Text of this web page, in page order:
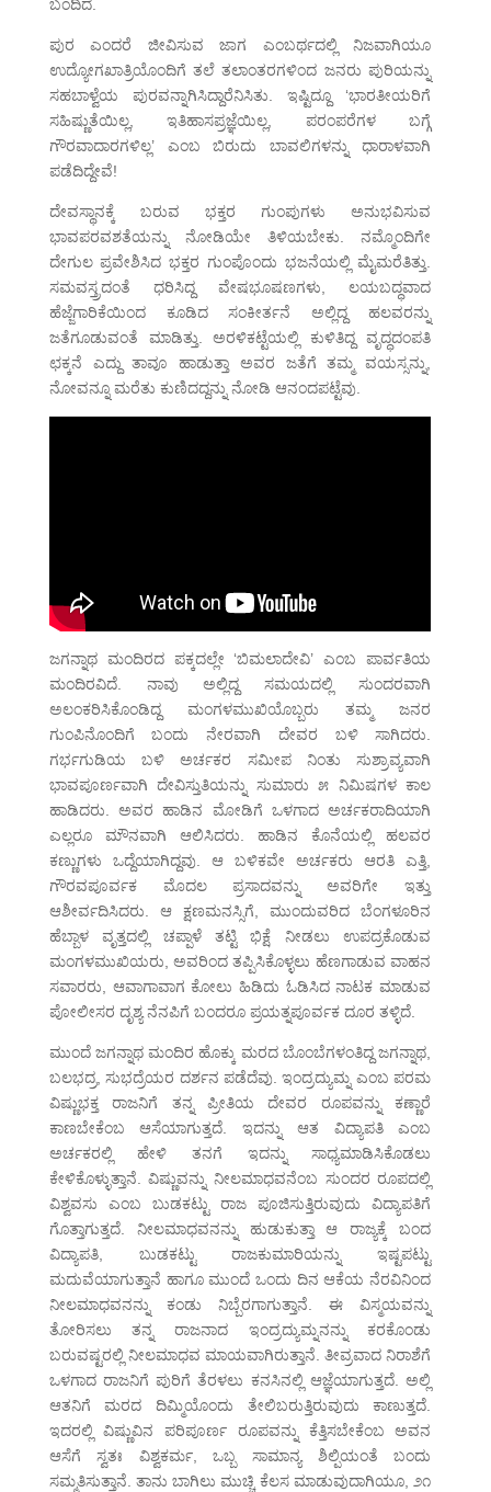
ಬಂದಿದೆ.
ಪುರ ಎಂದರೆ ಜೀವಿಸುವ ಜಾಗ ಎಂಬರ್ಥದಲ್ಲಿ ನಿಜವಾಗಿಯೂ
ಉದ್ಯೋಗಖಾತ್ರಿಯೊಂದಿಗೆ ತಲೆ ತಲಾಂತರಗಳಿಂದ ಜನರು ಪುರಿಯನ್ನು
ಸಹಬಾಳ್ವೆಯ ಪುರವನ್ನಾಗಿಸಿದ್ದಾರೆನಿಸಿತು. ಇಷ್ಟಿದ್ದೂ ‘ಭಾರತೀಯರಿಗೆ
ಸಹಿಷ್ಣುತೆಯಿಲ್ಲ, ಇತಿಹಾಸಪ್ರಜ್ಞೆಯಿಲ್ಲ, ಪರಂಪರೆಗಳ ಬಗ್ಗೆ
ಗೌರವಾದಾರಗಳಿಲ್ಲ’ ಎಂಬ ಬಿರುದು ಬಾವಲಿಗಳನ್ನು ಧಾರಾಳವಾಗಿ
ಪಡೆದಿದ್ದೇವೆ!
ದೇವಸ್ಥಾನಕ್ಕೆ ಬರುವ ಭಕ್ತರ ಗುಂಪುಗಳು ಅನುಭವಿಸುವ
ಭಾವಪರವಶತೆಯನ್ನು ನೋಡಿಯೇ ತಿಳಿಯಬೇಕು. ನಮ್ಮೊಂದಿಗೇ
ದೇಗುಲ ಪ್ರವೇಶಿಸಿದ ಭಕ್ತರ ಗುಂಪೊಂದು ಭಜನೆಯಲ್ಲಿ ಮೈಮರೆತಿತ್ತು.
ಸಮವಸ್ತ್ರದಂತೆ ಧರಿಸಿದ್ದ ವೇಷಭೂಷಣಗಳು, ಲಯಬದ್ಧವಾದ
ಹೆಜ್ಜೆಗಾರಿಕೆಯಿಂದ ಕೂಡಿದ ಸಂಕೀರ್ತನೆ ಅಲ್ಲಿದ್ದ ಹಲವರನ್ನು
ಜತೆಗೂಡುವಂತೆ ಮಾಡಿತ್ತು. ಅರಳಿಕಟ್ಟೆಯಲ್ಲಿ ಕುಳಿತಿದ್ದ ವೃದ್ಧದಂಪತಿ
ಛಕ್ಕನೆ ಎದ್ದು ತಾವೂ ಹಾಡುತ್ತಾ ಅವರ ಜತೆಗೆ ತಮ್ಮ ವಯಸ್ಸನ್ನು,
ನೋವನ್ನೂ ಮರೆತು ಕುಣಿದದ್ದನ್ನು ನೋಡಿ ಆನಂದಪಟ್ಟೆವು.
ಜಗನ್ನಾಥ ಮಂದಿರದ ಪಕ್ಕದಲ್ಲೇ ‘ಬಿಮಲಾದೇವಿ’ ಎಂಬ ಪಾರ್ವತಿಯ
ಮಂದಿರವಿದೆ. ನಾವು ಅಲ್ಲಿದ್ದ ಸಮಯದಲ್ಲಿ ಸುಂದರವಾಗಿ
ಅಲಂಕರಿಸಿಕೊಂಡಿದ್ದ ಮಂಗಳಮುಖಿಯೊಬ್ಬರು ತಮ್ಮ ಜನರ
ಗುಂಪಿನೊಂದಿಗೆ ಬಂದು ನೇರವಾಗಿ ದೇವರ ಬಳಿ ಸಾಗಿದರು.
ಗರ್ಭಗುಡಿಯ ಬಳಿ ಅರ್ಚಕರ ಸಮೀಪ ನಿಂತು ಸುಶ್ರಾವ್ಯವಾಗಿ
ಭಾವಪೂರ್ಣವಾಗಿ ದೇವಿಸ್ತುತಿಯನ್ನು ಸುಮಾರು ೫ ನಿಮಿಷಗಳ ಕಾಲ
ಹಾಡಿದರು. ಅವರ ಹಾಡಿನ ಮೋಡಿಗೆ ಒಳಗಾದ ಅರ್ಚಕರಾದಿಯಾಗಿ
ಎಲ್ಲರೂ ಮೌನವಾಗಿ ಆಲಿಸಿದರು. ಹಾಡಿನ ಕೊನೆಯಲ್ಲಿ ಹಲವರ
ಕಣ್ಣುಗಳು ಒದ್ದೆಯಾಗಿದ್ದವು. ಆ ಬಳಿಕವೇ ಅರ್ಚಕರು ಆರತಿ ಎತ್ತಿ,
ಗೌರವಪೂರ್ವಕ ಮೊದಲ ಪ್ರಸಾದವನ್ನು ಅವರಿಗೇ ಇತ್ತು
ಆಶೀರ್ವದಿಸಿದರು. ಆ ಕ್ಷಣಮನಸ್ಸಿಗೆ, ಮುಂದುವರಿದ ಬೆಂಗಳೂರಿನ
ಹೆಬ್ಬಾಳ ವೃತ್ತದಲ್ಲಿ ಚಪ್ಪಾಳೆ ತಟ್ಟಿ ಭಿಕ್ಷೆ ನೀಡಲು ಉಪದ್ರಕೊಡುವ
ಮಂಗಳಮುಖಿಯರು, ಅವರಿಂದ ತಪ್ಪಿಸಿಕೊಳ್ಳಲು ಹೆಣಗಾಡುವ ವಾಹನ
ಸವಾರರು, ಆವಾಗಾವಾಗ ಕೋಲು ಹಿಡಿದು ಓಡಿಸಿದ ನಾಟಕ ಮಾಡುವ
ಪೋಲೀಸರ ದೃಶ್ಯ ನೆನಪಿಗೆ ಬಂದರೂ ಪ್ರಯತ್ನಪೂರ್ವಕ ದೂರ ತಳ್ಳಿದೆ.
ಮುಂದೆ ಜಗನ್ನಾಥ ಮಂದಿರ ಹೊಕ್ಕು ಮರದ ಬೊಂಬೆಗಳಂತಿದ್ದ ಜಗನ್ನಾಥ,
ಬಲಭದ್ರ, ಸುಭದ್ರೆಯರ ದರ್ಶನ ಪಡೆದೆವು. ಇಂದ್ರದ್ಯುಮ್ನ ಎಂಬ ಪರಮ
ವಿಷ್ಣುಭಕ್ತ ರಾಜನಿಗೆ ತನ್ನ ಪ್ರೀತಿಯ ದೇವರ ರೂಪವನ್ನು ಕಣ್ಣಾರೆ
ಕಾಣಬೇಕೆಂಬ ಆಸೆಯಾಗುತ್ತದೆ. ಇದನ್ನು ಆತ ವಿದ್ಯಾಪತಿ ಎಂಬ
ಅರ್ಚಕರಲ್ಲಿ ಹೇಳಿ ತನಗೆ ಇದನ್ನು ಸಾಧ್ಯಮಾಡಿಸಿಕೊಡಲು
ಕೇಳಿಕೊಳ್ಳುತ್ತಾನೆ. ವಿಷ್ಣುವನ್ನು ನೀಲಮಾಧವನೆಂಬ ಸುಂದರ ರೂಪದಲ್ಲಿ
ವಿಶ್ವವಸು ಎಂಬ ಬುಡಕಟ್ಟು ರಾಜ ಪೂಜಿಸುತ್ತಿರುವುದು ವಿದ್ಯಾಪತಿಗೆ
ಗೊತ್ತಾಗುತ್ತದೆ. ನೀಲಮಾಧವನನ್ನು ಹುಡುಕುತ್ತಾ ಆ ರಾಜ್ಯಕ್ಕೆ ಬಂದ
ವಿದ್ಯಾಪತಿ, ಬುಡಕಟ್ಟು ರಾಜಕುಮಾರಿಯನ್ನು ಇಷ್ಟಪಟ್ಟು
ಮದುವೆಯಾಗುತ್ತಾನೆ ಹಾಗೂ ಮುಂದೆ ಒಂದು ದಿನ ಆಕೆಯ ನೆರವಿನಿಂದ
ನೀಲಮಾಧವನನ್ನು ಕಂಡು ನಿಬ್ಬೆರಗಾಗುತ್ತಾನೆ. ಈ ವಿಸ್ಮಯವನ್ನು
ತೋರಿಸಲು ತನ್ನ ರಾಜನಾದ ಇಂದ್ರದ್ಯುಮ್ನನನ್ನು ಕರಕೊಂಡು
ಬರುವಷ್ಟರಲ್ಲಿ ನೀಲಮಾಧವ ಮಾಯವಾಗಿರುತ್ತಾನೆ. ತೀವ್ರವಾದ ನಿರಾಶೆಗೆ
ಒಳಗಾದ ರಾಜನಿಗೆ ಪುರಿಗೆ ತೆರಳಲು ಕನಸಿನಲ್ಲಿ ಆಜ್ಞೆಯಾಗುತ್ತದೆ. ಅಲ್ಲಿ
ಆತನಿಗೆ ಮರದ ದಿಮ್ಮಿಯೊಂದು ತೇಲಿಬರುತ್ತಿರುವುದು ಕಾಣುತ್ತದೆ.
ಇದರಲ್ಲಿ ವಿಷ್ಣುವಿನ ಪರಿಪೂರ್ಣ ರೂಪವನ್ನು ಕೆತ್ತಿಸಬೇಕೆಂಬ ಅವನ
ಆಸೆಗೆ ಸ್ವತಃ ವಿಶ್ವಕರ್ಮ, ಒಬ್ಬ ಸಾಮಾನ್ಯ ಶಿಲ್ಪಿಯಂತೆ ಬಂದು
ಸಮ್ಮತಿಸುತ್ತಾನೆ. ತಾನು ಬಾಗಿಲು ಮುಚ್ಚಿ ಕೆಲಸ ಮಾಡುವುದಾಗಿಯೂ, ೨೧